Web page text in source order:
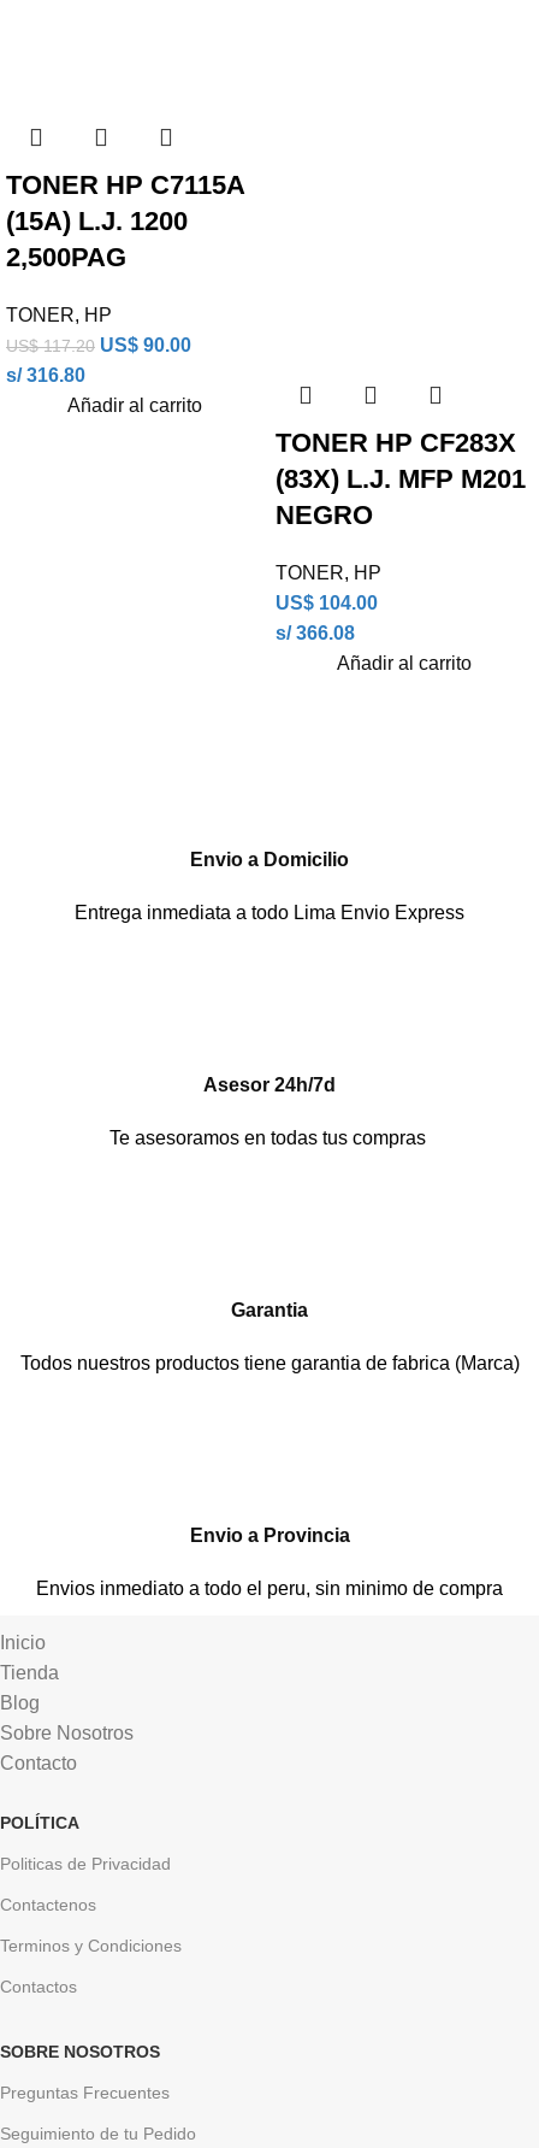
TONER HP C7115A
(15A) L.J. 1200
2,500PAG
TONER, HP
US$117.20 US$ 90.00
s/ 316.80
Añadir al carrito
TONER HP CF283X
(83X) L.J. MFP M201
NEGRO
TONER, HP
US$ 104.00
s/ 366.08
Añadir al carrito
Envio a Domicilio
Entrega inmediata a todo Lima Envio Express
Asesor 24h/7d
Te asesoramos en todas tus compras
Garantia
Todos nuestros productos tiene garantia de fabrica (Marca)
Envio a Provincia
Envios inmediato a todo el peru, sin minimo de compra
Inicio
Tienda
Blog
Sobre Nosotros
Contacto
POLÍTICA
Politicas de Privacidad
Contactenos
Terminos y Condiciones
Contactos
SOBRE NOSOTROS
Preguntas Frecuentes
Seguimiento de tu Pedido